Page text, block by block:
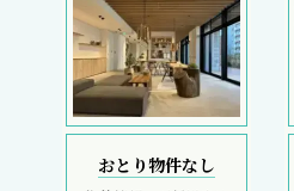
おとり物件なし